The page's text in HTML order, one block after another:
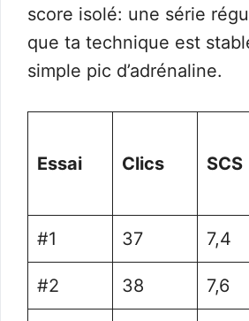
score isolé: une série
que ta technique est
simple pic d’adrénaline.
Essai Clics SCS
#1 37 7,4
#2 38 7,6